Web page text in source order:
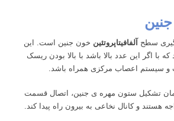
گیری سطح آلفافیتاپروتئین خون جنین است. این
با اگر این عدد بالا باشد با بالا بودن ریسک
و سیستم اعصاب مرکزی همراه باشد.
تشکیل ستون مهره ی جنین، اتصال قسمت
هستند و کانال نخاعی به بیرون راه پیدا کند.